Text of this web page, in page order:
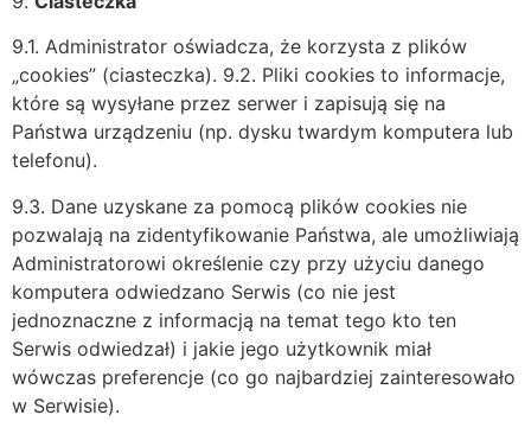
9.1. Administrator oświadcza, że korzysta z plików
„cookies” (ciasteczka). 9.2. Pliki cookies to informacje,
które są wysyłane przez serwer i zapisują się na
Państwa urządzeniu (np. dysku twardym komputera lub
telefonu).
9.3. Dane uzyskane za pomocą plików cookies nie
pozwalają na zidentyfikowanie Państwa, ale umożliwiają
Administratorowi określenie czy przy użyciu danego
komputera odwiedzano Serwis (co nie jest
jednoznaczne z informacją na temat tego kto ten
Serwis odwiedzał) i jakie jego użytkownik miał
wówczas preferencje (co go najbardziej zainteresowało
w Serwisie).